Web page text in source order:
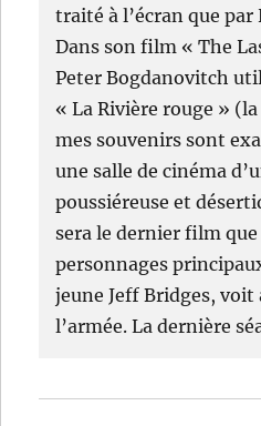
traité à l’écran que par
Dans son film « The
Peter Bogdanovitch
« La Rivière rouge »
mes souvenirs sont
une salle de cinéma
poussiéreuse et
sera le dernier film que
personnages
jeune Jeff Bridges,
l’armée. La dernière